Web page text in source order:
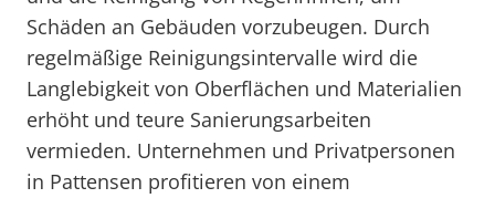
Schäden an Gebäuden vorzubeugen. Durch
regelmäßige Reinigungsintervalle wird die
Langlebigkeit von Oberflächen und Materialien
erhöht und teure Sanierungsarbeiten
vermieden. Unternehmen und Privatpersonen
in Pattensen profitieren von einem